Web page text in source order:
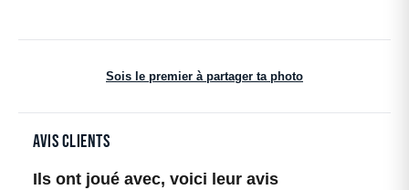
Sois le premier à partager ta photo
Avis clients
Ils ont joué avec, voici leur avis